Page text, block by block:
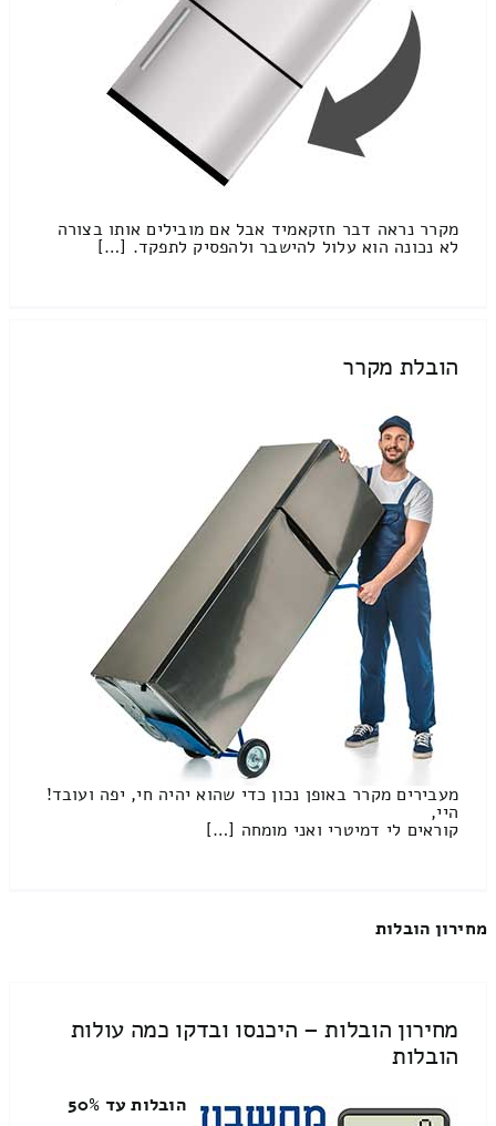
מקרר נראה דבר חזקאמיד אבל אם מובילים אותו בצורה
לא נכונה הוא עלול להישבר ולהפסיק לתפקד. […]
הובלת מקרר
מעבירים מקרר באופן נכון כדי שהוא יהיה חי, יפה ועובד!
היי,
קוראים לי דמיטרי ואני מומחה […]
מחירון הובלות
מחירון הובלות – היכנסו ובדקו כמה עולות
הובלות
הובלות עד 50%